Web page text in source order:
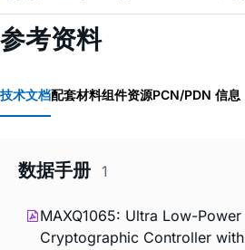
参考资料
技术文档配套材料组件资源PCN/PDN 信息
数据手册 1
MAXQ1065: Ultra Low-Power
Cryptographic Controller with